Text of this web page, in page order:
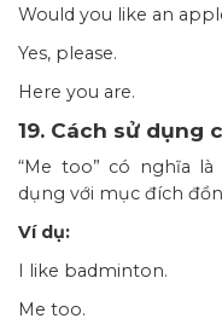
Would you like an
Yes, please.
Here you are.
19. Cách sử dụng
“Me too” có nghĩa là
dụng với mục đích
Ví dụ:
I like badminton.
Me too.